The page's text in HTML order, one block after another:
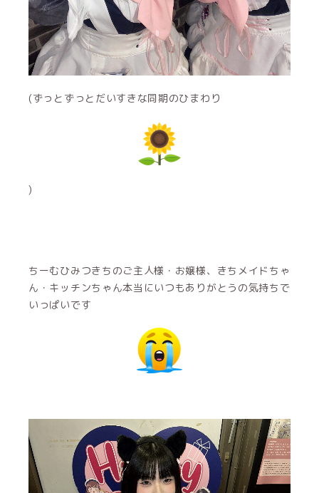
(ずっとずっとだいすきな同期のひまわり
)
ちーむひみつきちのご主人様・お嬢様、きちメイドちゃ
ん・キッチンちゃん本当にいつもありがとうの気持ちで
いっぱいです